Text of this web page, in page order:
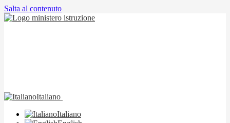
Salta al contenuto
Italiano
Italiano